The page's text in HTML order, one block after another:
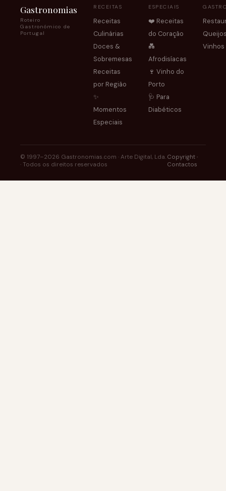
Gastronomias
Roteiro
Gastronómico de
Portugal
RECEITAS
Receitas
Culinárias
Doces &
Sobremesas
Receitas
por Região
✨
Momentos
Especiais
ESPECIAIS
❤️ Receitas
do Coração
💑
Afrodisíacas
🍷 Vinho do
Porto
🩺 Para
Diabéticos
Vinhos
© 1997–2026 Gastronomias.com · Arte Digital, Lda.
· Todos os direitos reservados
Copyright·
Contactos